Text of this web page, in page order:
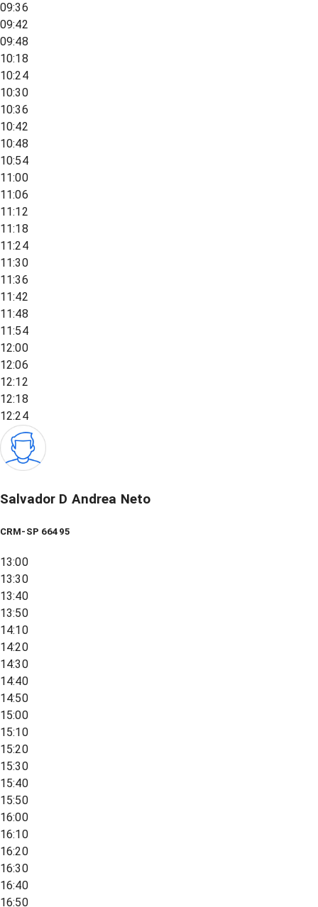
09:36
09:42
09:48
10:18
10:24
10:30
10:36
10:42
10:48
10:54
11:00
11:06
11:12
11:18
11:24
11:30
11:36
11:42
11:48
11:54
12:00
12:06
12:12
12:18
12:24
Salvador D Andrea Neto
CRM-SP 66495
13:00
13:30
13:40
13:50
14:10
14:20
14:30
14:40
14:50
15:00
15:10
15:20
15:30
15:40
15:50
16:00
16:10
16:20
16:30
16:40
16:50